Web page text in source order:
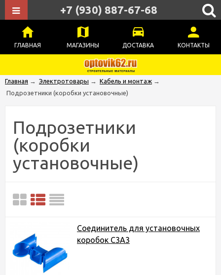
ГЛАВНАЯ МАГАЗИНЫ ДОСТАВКА КОНТАКТЫ
+7 (930) 887-67-68
Главная → Электротовары → Кабель и монтаж →
Подрозетники (коробки установочные)
Подрозетники
(коробки
установочные)
Соединитель для установочных
коробок С3А3